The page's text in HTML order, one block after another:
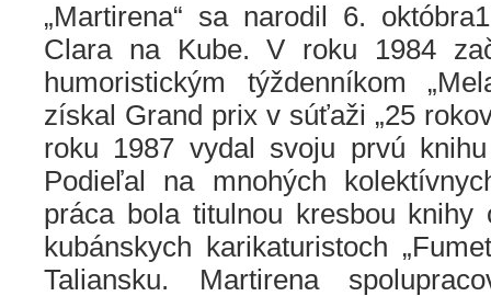
„Martirena“ sa narodil 6.
Clara na Kube. V roku 1984
humoristickým týždenníkom
získal Grand prix v súťaži „25
roku 1987 vydal svoju prvú
Podieľal na mnohých
práca bola titulnou kresbou knihy
kubánskych karikaturistoch
Taliansku. Martirena